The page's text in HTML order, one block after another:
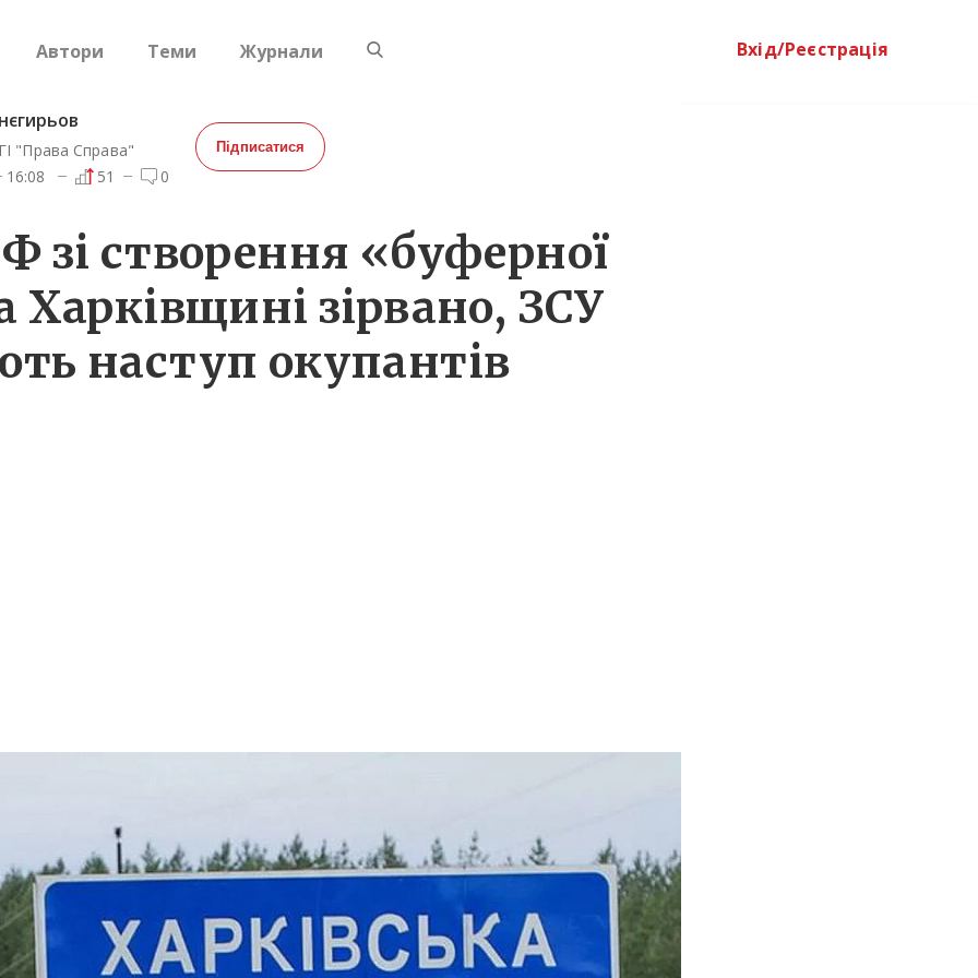
Автори Теми Журнали Вхід/Реєстрація
"Права Справа"
16:08
51 0
Підписатися
зі створення «буферної
Харківщині зірвано, ЗСУ
наступ окупантів